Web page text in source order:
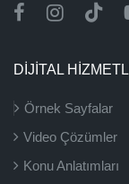
DİJİTAL
Örnek Sayfalar
Video Çözümler
Konu Anlatımları